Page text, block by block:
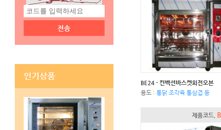
인기상품
BE24 - 컨벡션바스켓회전오븐
용도 : 통닭 조각육 통삼겹 등
제품코드.